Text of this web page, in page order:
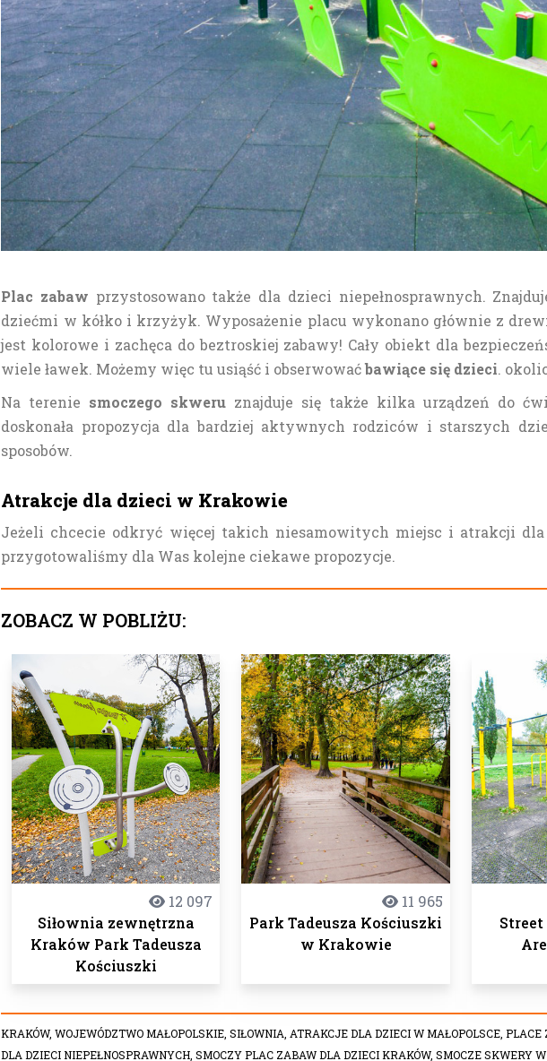
Plac zabaw przystosowano także dla dzieci niepełnosprawnych.
dziećmi w kółko i krzyżyk. Wyposażenie placu wykonano głównie z
jest kolorowe i zachęca do beztroskiej zabawy! Cały obiekt dla
wiele ławek. Możemy więc tu usiąść i obserwowaćbawiące się dzieci.
Na terenie smoczego skweru znajduje się także kilka urządzeń do
doskonała propozycja dla bardziej aktywnych rodziców i starszych
sposobów.
Atrakcje dla dzieci w Krakowie
Jeżeli chcecie odkryć więcej takich niesamowitych miejsc i atrakcji
przygotowaliśmy dla Was kolejne ciekawe propozycje.
ZOBACZ W POBLIŻU:
12 097
Siłownia zewnętrzna
Kraków Park Tadeusza
Kościuszki
11 965
Park Tadeusza Kościuszki
w Krakowie
KRAKÓW,WOJEWÓDZTWO MAŁOPOLSKIE,SIŁOWNIA, ATRAKCJE DLA DZIECI W MAŁOPOLSCE,PLACE
DLA DZIECI NIEPEŁNOSPRAWNYCH,SMOCZY PLAC ZABAW DLA DZIECI KRAKÓW,SMOCZE SKWERY